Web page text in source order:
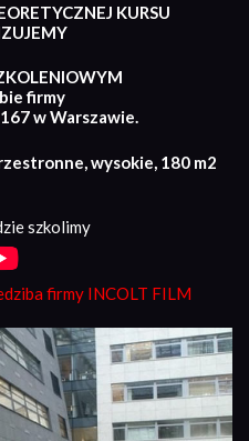
KURSU
firmy
w Warszawie.
wysokie, 180 m2
szkolimy
firmy INCOLT FILM